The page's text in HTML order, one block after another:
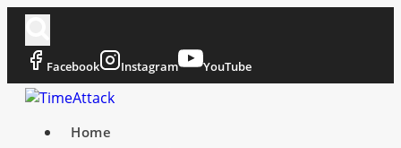
Zum
springen
Facebook Instagram YouTube
Home